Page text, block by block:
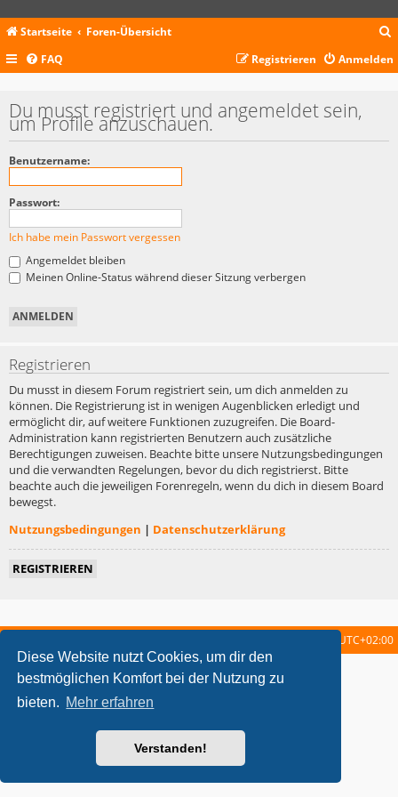
Diese Website nutzt Cookies, um dir den
bestmöglichen Komfort bei der Nutzung zu
bieten. Mehr erfahren
Verstanden!
Startseite Foren-Übersicht
c
FAQ Anmelden
Registrieren
Du musst registriert und angemeldet sein,
um Profile anzuschauen.
Benutzername:
Passwort:
Ich habe mein Passwort vergessen
Angemeldet bleiben
Meinen Online-Status während dieser Sitzung verbergen
Registrieren
Du musst in diesem Forum registriert sein, um dich anmelden zu
können. Die Registrierung ist in wenigen Augenblicken erledigt und
ermöglicht dir, auf weitere Funktionen zuzugreifen. Die Board-
Administration kann registrierten Benutzern auch zusätzliche
Berechtigungen zuweisen. Beachte bitte unsere Nutzungsbedingungen
und die verwandten Regelungen, bevor du dich registrierst. Bitte
beachte auch die jeweiligen Forenregeln, wenn du dich in diesem Board
bewegst.
Nutzungsbedingungen | Datenschutzerklärung
REGISTRIEREN
UTC+02:00
metrolike style by Eric Seguin Updated for phpBB3.2 by
Powered byphpBB ® Forum Software © phpBB Limited
Deutsche Übersetzung durch